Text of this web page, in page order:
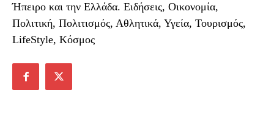
Ήπειρο και την Ελλάδα. Ειδήσεις, Οικονομία,
Πολιτική, Πολιτισμός, Αθλητικά, Υγεία, Τουρισμός,
LifeStyle, Κόσμος